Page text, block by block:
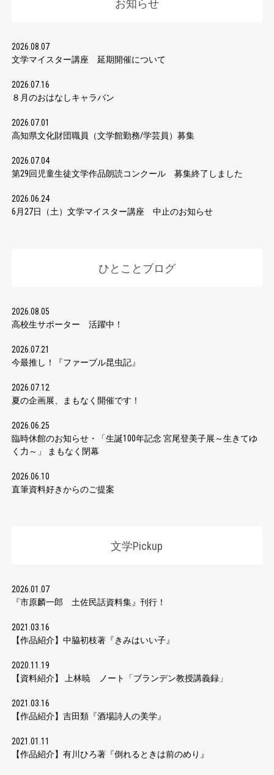
お知らせ
2026.08.07
文学マイスター講座 延期開催について
2026.07.16
８月のおはなしキャラバン
2026.07.01
高知県文化財団職員（文学館勤務/学芸員）募集
2026.07.04
第29回児童生徒文学作品朗読コンクール 募集終了しました
2026.06.24
6月27日（土）文学マイスター講座 中止のお知らせ
ひとことブログ
2026.08.05
高校生サポーター 活躍中！
2026.07.21
今最推し！『ファーブル昆虫記』
2026.07.12
夏の企画展、まもなく開催です！
2026.06.25
臨時休館のお知らせ・「生誕100年記念 宮尾登美子展～生きてゆ
く力～」 まもなく閉幕
2026.06.10
直筆資料好きからのご提案
文学Pickup
2026.01.07
『市原麟一郎 土佐民話資料集』刊行！
2021.03.16
【作品紹介】中脇初枝著『きみはいい子』
2020.11.19
【資料紹介】 上林暁 ノート「ブランデン教授講義録」
2021.03.16
【作品紹介】吉田類『酒場詩人の美学』
2021.01.11
【作品紹介】有川ひろ著『倒れるときは前のめり』